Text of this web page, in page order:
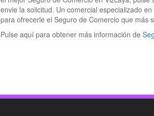
envie la solicitud. Un comercial especializado
para ofrecerle el Seguro de Comercio que más
Pulse aquí para obtener más información de